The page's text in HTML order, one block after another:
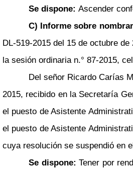
Se dispone: Ascender
C) Informe sobre
DL-519-2015 del 15 de octubre
la sesión ordinaria n.° 87-2015,
Del señor Ricardo Carías
2015, recibido en la Secretaría
el puesto de Asistente
el puesto de Asistente
cuya resolución se suspendió en
Se dispone:Tener por